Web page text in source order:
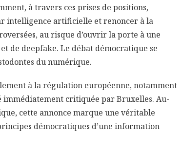
à travers ces prises de positions,
intelligence artificielle et renoncer à la
au risque d’ouvrir la porte à une
de deepfake. Le débat démocratique se
du numérique.
à la régulation européenne, notamment
immédiatement critiquée par Bruxelles. Au-
cette annonce marque une véritable
démocratiques d’une information